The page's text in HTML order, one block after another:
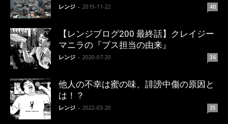
レンジ - 2019-11-22 40
【レンジブログ200 最終話】クレイジー
マニラの『ブス担当の由来』
レンジ - 2020-07-20 36
他人の不幸は蜜の味、誹謗中傷の原因と
は！？
レンジ - 2022-03-20 35